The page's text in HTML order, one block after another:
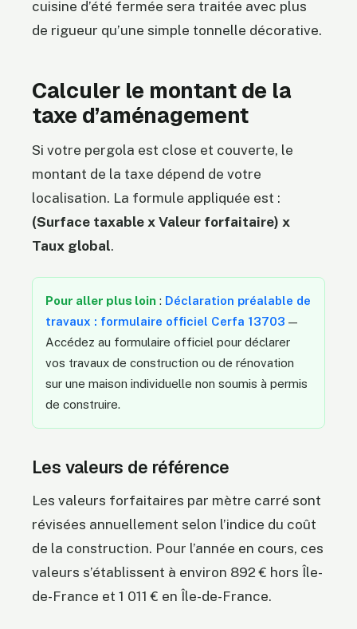
cuisine d’été fermée sera traitée avec plus
de rigueur qu’une simple tonnelle décorative.
Calculer le montant de la
taxe d’aménagement
Si votre pergola est close et couverte, le
montant de la taxe dépend de votre
localisation. La formule appliquée est :
(Surface taxable x Valeur forfaitaire) x
Taux global.
Pour aller plus loin : Déclaration préalable de
travaux : formulaire officiel Cerfa 13703 —
Accédez au formulaire officiel pour déclarer
vos travaux de construction ou de rénovation
sur une maison individuelle non soumis à permis
de construire.
Les valeurs de référence
Les valeurs forfaitaires par mètre carré sont
révisées annuellement selon l’indice du coût
de la construction. Pour l’année en cours, ces
valeurs s’établissent à environ 892 € hors Île-
de-France et 1 011 € en Île-de-France.